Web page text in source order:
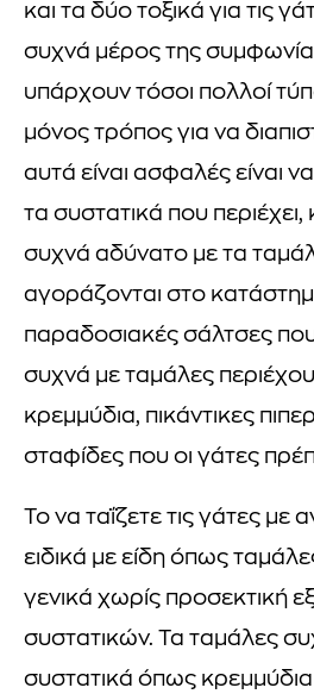
και τα δύο τοξικά για τις
συχνά μέρος της
υπάρχουν τόσοι πολλοί
μόνος τρόπος για να
αυτά είναι ασφαλές είναι
τα συστατικά που περιέχει,
συχνά αδύνατο με τα
αγοράζονται στο
παραδοσιακές σάλτσες
συχνά με ταμάλες
κρεμμύδια, πικάντικες
σταφίδες που οι γάτες
Το να ταΐζετε τις γάτες με
ειδικά με είδη όπως
γενικά χωρίς προσεκτική
συστατικών. Τα ταμάλες
συστατικά όπως